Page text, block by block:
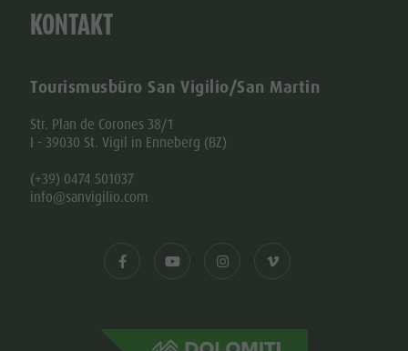
KONTAKT
Tourismusbüro San Vigilio/San Martin
Str. Plan de Corones 38/1
I - 39030 St. Vigil in Enneberg (BZ)
(+39) 0474 501037
info@sanvigilio.com